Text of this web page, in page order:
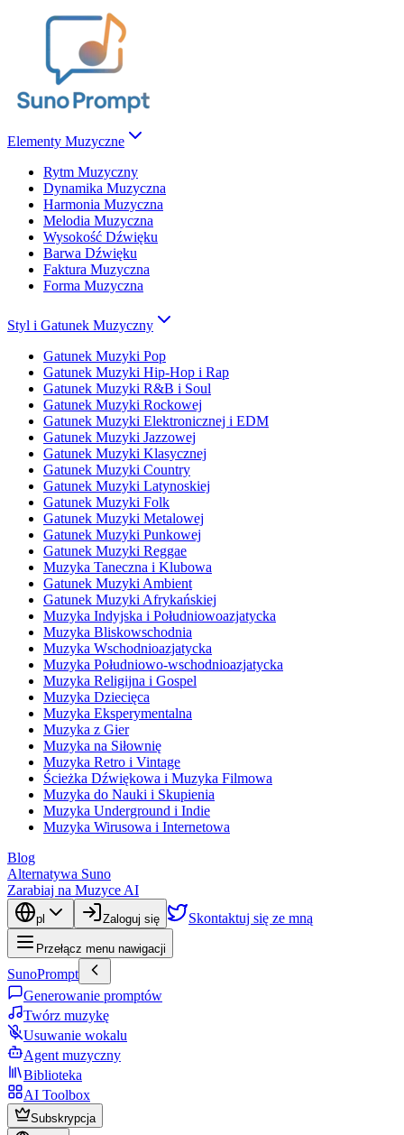
Elementy Muzyczne
Rytm Muzyczny
Dynamika Muzyczna
Harmonia Muzyczna
Melodia Muzyczna
Wysokość Dźwięku
Barwa Dźwięku
Faktura Muzyczna
Forma Muzyczna
Styl i Gatunek Muzyczny
Gatunek Muzyki Pop
Gatunek Muzyki Hip-Hop i Rap
Gatunek Muzyki R&B i Soul
Gatunek Muzyki Rockowej
Gatunek Muzyki Elektronicznej i EDM
Gatunek Muzyki Jazzowej
Gatunek Muzyki Klasycznej
Gatunek Muzyki Country
Gatunek Muzyki Latynoskiej
Gatunek Muzyki Folk
Gatunek Muzyki Metalowej
Gatunek Muzyki Punkowej
Gatunek Muzyki Reggae
Muzyka Taneczna i Klubowa
Gatunek Muzyki Ambient
Gatunek Muzyki Afrykańskiej
Muzyka Indyjska i Południowoazjatycka
Muzyka Bliskowschodnia
Muzyka Wschodnioazjatycka
Muzyka Południowo-wschodnioazjatycka
Muzyka Religijna i Gospel
Muzyka Dziecięca
Muzyka Eksperymentalna
Muzyka z Gier
Muzyka na Siłownię
Muzyka Retro i Vintage
Ścieżka Dźwiękowa i Muzyka Filmowa
Muzyka do Nauki i Skupienia
Muzyka Underground i Indie
Muzyka Wirusowa i Internetowa
Blog
Alternatywa Suno
Zarabiaj na Muzyce AI
pl Zaloguj się Skontaktuj się ze mną
Przełącz menu nawigacji
SunoPrompt
Generowanie promptów
Twórz muzykę
Usuwanie wokalu
Agent muzyczny
Biblioteka
AI Toolbox
Subskrypcja